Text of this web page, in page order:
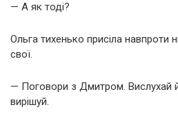
— А як тоді?
Ольга тихенько присіла навпроти
свої.
— Поговори з Дмитром. Вислухай
вирішуй.